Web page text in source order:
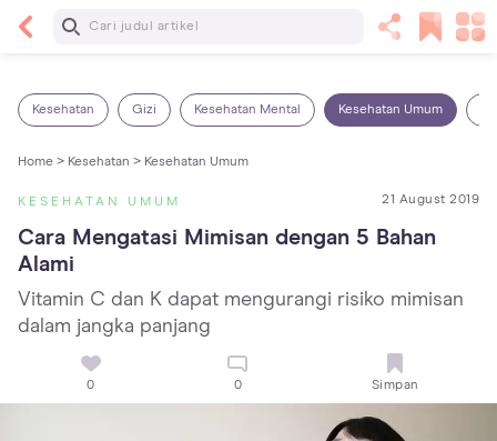
Baca Selanjutnya
Kesehatan Gizi Kesehatan Mental Kesehatan Umum
Home > Kesehatan > Kesehatan Umum
KESEHATAN UMUM 21 August 2019
Cara Mengatasi Mimisan dengan 5 Bahan
Alami
Vitamin C dan K dapat mengurangi risiko mimisan
dalam jangka panjang
0 0 Simpan